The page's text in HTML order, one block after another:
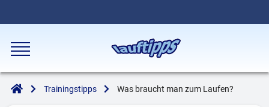
Trainingstipps Was braucht man zum Laufen?